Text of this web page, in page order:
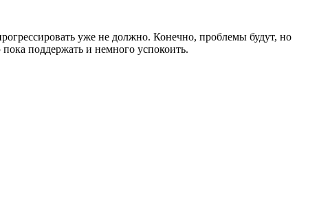
уже не должно. Конечно, проблемы будут, но
поддержать и немного успокоить.